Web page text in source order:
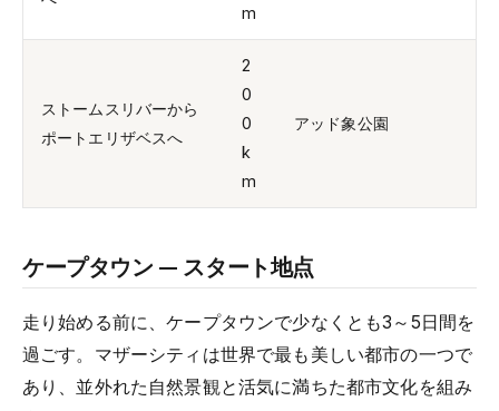
m
ストームスリバーから
ポートエリザベスへ
2
0
0
k
m
アッド象公園
ケープタウン — スタート地点
走り始める前に、ケープタウンで少なくとも3～5日間を
過ごす。マザーシティは世界で最も美しい都市の一つで
あり、並外れた自然景観と活気に満ちた都市文化を組み